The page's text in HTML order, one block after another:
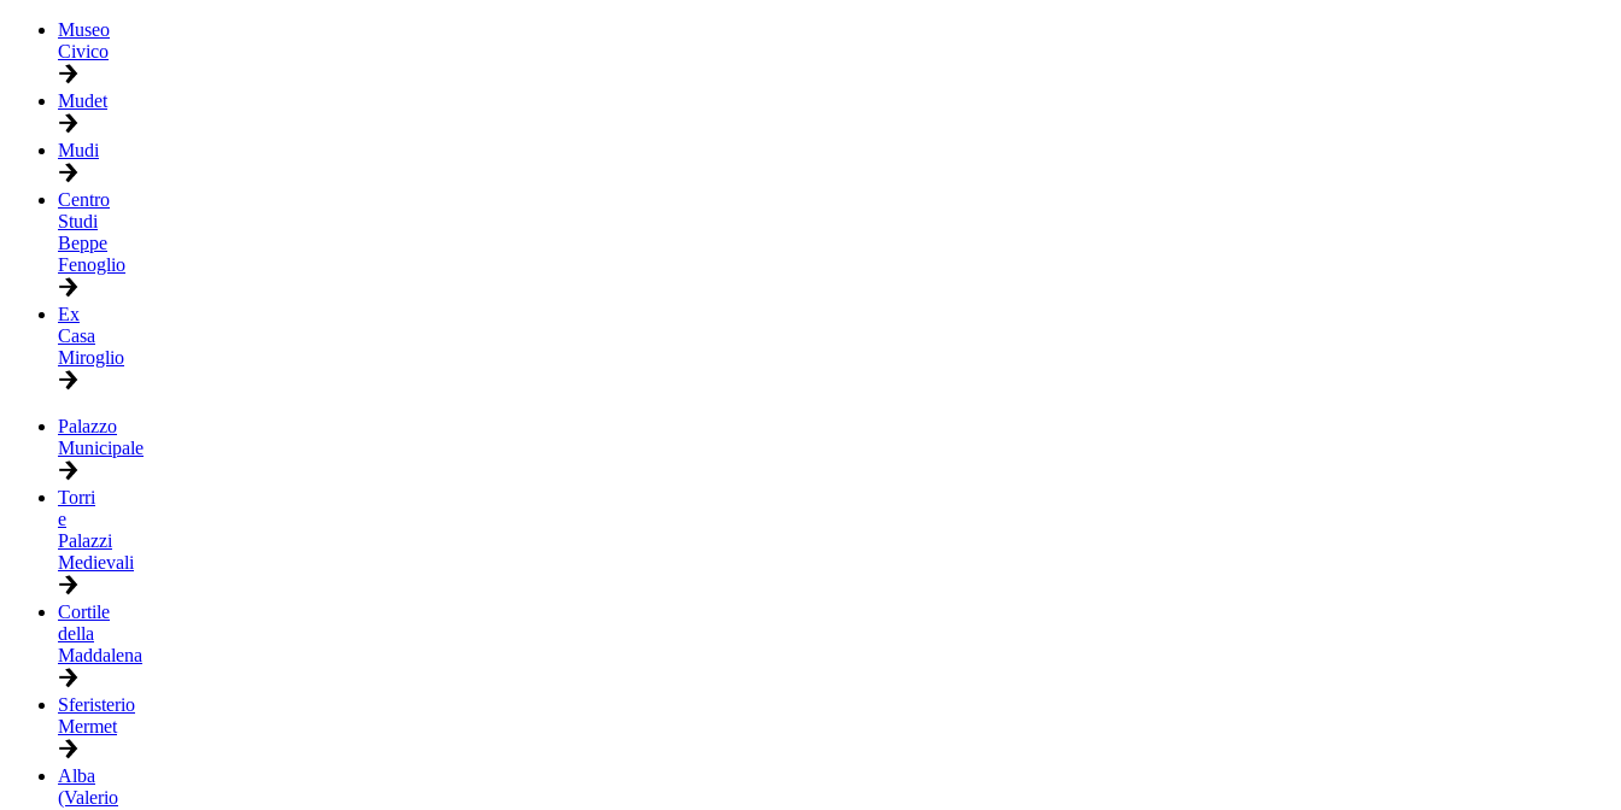
Museo
Civico
Mudet
Mudi
Centro
Studi
Beppe
Fenoglio
Ex
Casa
Miroglio
Palazzo
Municipale
Torri
e
Palazzi
Medievali
Cortile
della
Maddalena
Sferisterio
Mermet
Alba
(Valerio